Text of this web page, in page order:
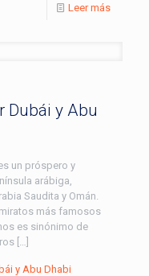
Leer más
Dubái y Abu
un próspero y
arábiga,
Saudita y Omán.
más famosos
es sinónimo de
[…]
y Abu Dhabi